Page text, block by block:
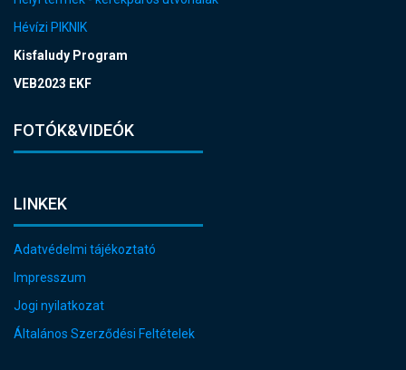
Hévízi PIKNIK
Kisfaludy Program
VEB2023 EKF
FOTÓK&VIDEÓK
LINKEK
Adatvédelmi tájékoztató
Impresszum
Jogi nyilatkozat
Általános Szerződési Feltételek